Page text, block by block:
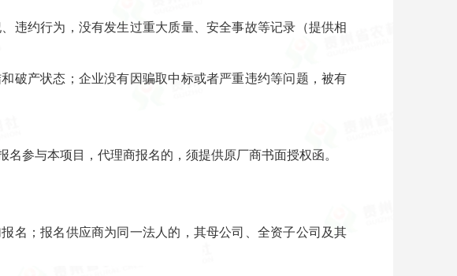
违约行为，没有发生过重大质量、安全事故等记录（提供相
破产状态；企业没有因骗取中标或者严重违约等问题，被有
参与本项目，代理商报名的，须提供原厂商书面授权函。
名；报名供应商为同一法人的，其母公司、全资子公司及其